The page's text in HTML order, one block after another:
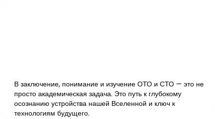
В заключение, понимание и изучение ОТО и СТО — это не
просто академическая задача. Это путь к глубокому
осознанию устройства нашей Вселенной и ключ к
технологиям будущего.